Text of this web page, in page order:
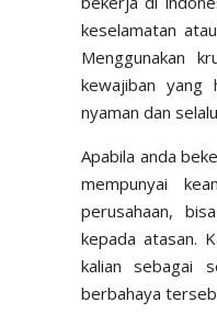
keselamatan
Menggunakan
kewajiban yang
nyaman dan
Apabila anda
mempunyai
perusahaan,
kepada atasan.
kalian sebagai
berbahaya